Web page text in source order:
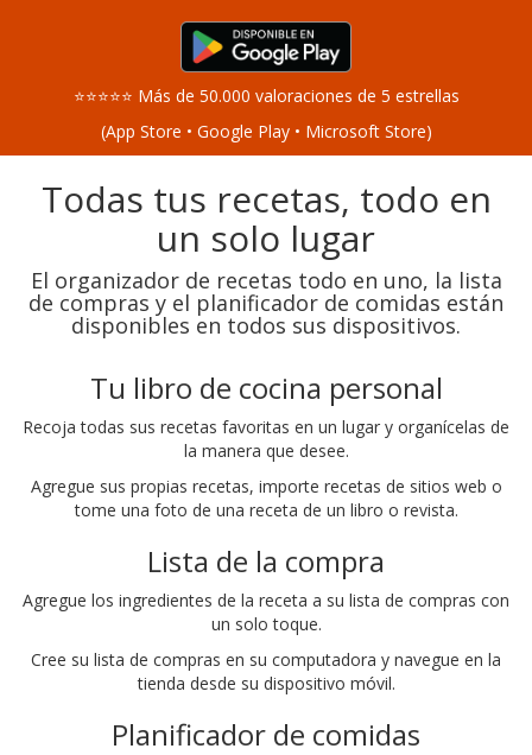
⭐⭐⭐⭐⭐ Más de 50.000 valoraciones de 5 estrellas
(App Store • Google Play • Microsoft Store)
Todas tus recetas, todo en
un solo lugar
El organizador de recetas todo en uno, la lista
de compras y el planificador de comidas están
disponibles en todos sus dispositivos.
Tu libro de cocina personal
Recoja todas sus recetas favoritas en un lugar y organícelas de
la manera que desee.
Agregue sus propias recetas, importe recetas de sitios web o
tome una foto de una receta de un libro o revista.
Lista de la compra
Agregue los ingredientes de la receta a su lista de compras con
un solo toque.
Cree su lista de compras en su computadora y navegue en la
tienda desde su dispositivo móvil.
Planificador de comidas